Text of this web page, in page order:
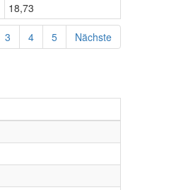
18,73
3 4 5 Nächste